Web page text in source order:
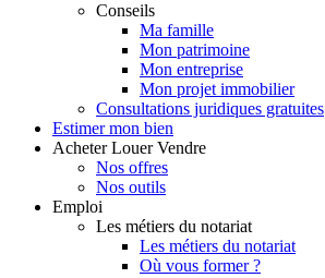
Conseils
Ma famille
Mon patrimoine
Mon entreprise
Mon projet immobilier
Consultations juridiques gratuites
Estimer mon bien
Acheter Louer Vendre
Nos offres
Nos outils
Emploi
Les métiers du notariat
Les métiers du notariat
Où vous former ?